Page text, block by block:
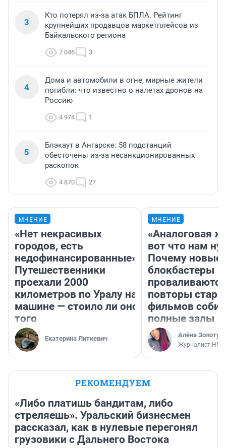
3
Кто потерял из-за атак БПЛА. Рейтинг
крупнейших продавцов маркетплейсов из
Байкальского региона
7 046 3
4
Дома и автомобили в огне, мирные жители
погибли: что известно о налетах дронов на
Россию
4 974 1
5
Блэкаут в Ангарске: 58 подстанций
обесточены из-за несанкционированных
раскопок
4 870 27
МНЕНИЕ
«Нет некрасивых
городов, есть
недофинансированные».
Путешественники
проехали 2000
километров по Уралу на
машине — стоило ли оно
того
Екатерина Литкевич
МНЕНИЕ
«Аналоговая
вот что нам
Почему новые
блокбастеры
повторы
фильмов
полные залы
Алёна
Журналист НГС
РЕКОМЕНДУЕМ
«Либо платишь бандитам, либо
стреляешь». Уральский бизнесмен
рассказал, как в нулевые перегонял
грузовики с Дальнего Востока